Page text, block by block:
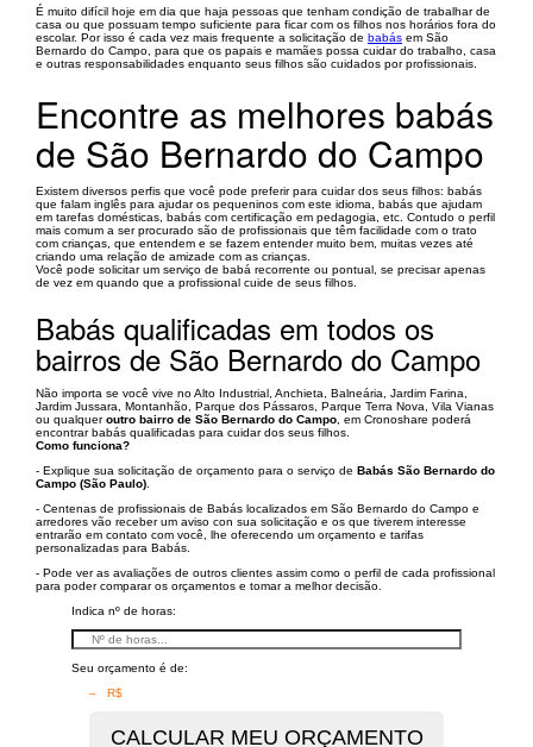
É muito difícil hoje em dia que haja pessoas que tenham condição de trabalhar de
casa ou que possuam tempo suficiente para ficar com os filhos nos horários fora do
escolar. Por isso é cada vez mais frequente a solicitação de babás em São
Bernardo do Campo, para que os papais e mamães possa cuidar do trabalho, casa
e outras responsabilidades enquanto seus filhos são cuidados por profissionais.
Encontre as melhores babás
de São Bernardo do Campo
Existem diversos perfis que você pode preferir para cuidar dos seus filhos: babás
que falam inglês para ajudar os pequeninos com este idioma, babás que ajudam
em tarefas domésticas, babás com certificação em pedagogia, etc. Contudo o perfil
mais comum a ser procurado são de profissionais que têm facilidade com o trato
com crianças, que entendem e se fazem entender muito bem, muitas vezes até
criando uma relação de amizade com as crianças.
Você pode solicitar um serviço de babá recorrente ou pontual, se precisar apenas
de vez em quando que a profissional cuide de seus filhos.
Babás qualificadas em todos os
bairros de São Bernardo do Campo
Não importa se você vive no Alto Industrial, Anchieta, Balneária, Jardim Farina,
Jardim Jussara, Montanhão, Parque dos Pássaros, Parque Terra Nova, Vila Vianas
ou qualqueroutro bairro de São Bernardo do Campo , em Cronoshare poderá
encontrar babás qualificadas para cuidar dos seus filhos.
Como funciona?
- Explique sua solicitação de orçamento para o serviço de Babás São Bernardo do
Campo (São Paulo)
- Centenas de profissionais de Babás localizados em São Bernardo do Campo e
arredores vão receber um aviso con sua solicitação e os que tiverem interesse
entrarão em contato com você, lhe oferecendo um orçamento e tarifas
personalizadas para Babás.
- Pode ver as avaliações de outros clientes assim como o perfil de cada profissional
para poder comparar os orçamentos e tomar a melhor decisão.
Indica nº de horas:
Seu orçamento é de:
– R$